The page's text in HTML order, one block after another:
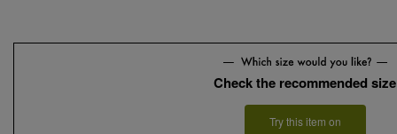
Check the recommended size
Try this item on